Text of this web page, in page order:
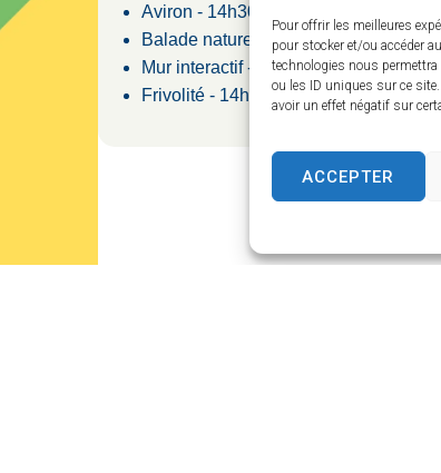
Pour offrir les meilleures
pour stocker et/ou accéder
technologies nous permettra
ou les ID uniques sur ce
avoir un effet négatif sur
ACCEPTER
Aviron - 14h30/18h30 (à partir de 9
Balade nature autour du lac - 14h30/
Mur interactif - 14h30/18h30
Frivolité - 14h30/18h30